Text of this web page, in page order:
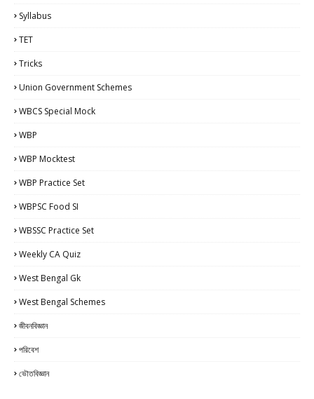
Syllabus
TET
Tricks
Union Government Schemes
WBCS Special Mock
WBP
WBP Mocktest
WBP Practice Set
WBPSC Food SI
WBSSC Practice Set
Weekly CA Quiz
West Bengal Gk
West Bengal Schemes
জীবনবিজ্ঞান
পরিবেশ
ভৌতবিজ্ঞান